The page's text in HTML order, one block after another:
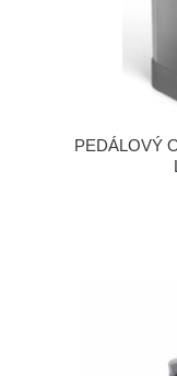
PEDÁLOVÝ